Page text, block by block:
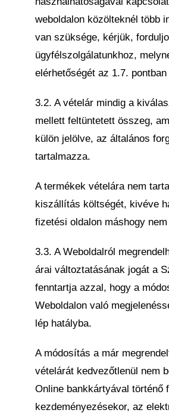
weboldalon közölteknél több
van szüksége, kérjük,
ügyfélszolgálatunkhoz,
elérhetőségét az 1.7.
3.2. A vételár mindig a
mellett feltüntetett összeg,
külön jelölve, az általános
tartalmazza.
A termékek vételára nem
kiszállítás költségét, kivéve
fizetési oldalon máshogy
3.3. A Weboldalról
árai változtatásának jogát a
fenntartja azzal, hogy a
Weboldalon való
lép hatályba.
A módosítás a már
vételárát kedvezőtlenül nem
Online bankkártyával történő
kezdeményezésekor, az